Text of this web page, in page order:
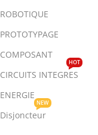
ROBOTIQUE
PROTOTYPAGE
COMPOSANT
CIRCUITS INTEGRES
HOT
ENERGIE
Disjoncteur
NEW